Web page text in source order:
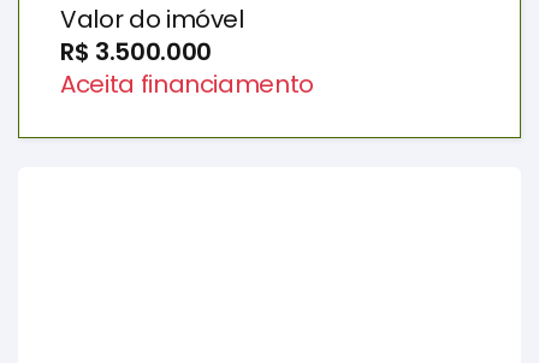
Valor do imóvel
R$ 3.500.000
Aceita financiamento